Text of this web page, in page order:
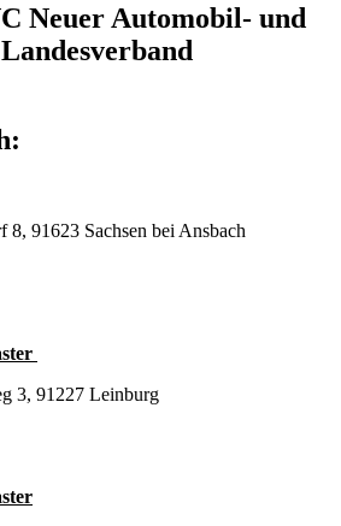
Neuer Automobil- und
91623 Sachsen bei Ansbach
3, 91227 Leinburg